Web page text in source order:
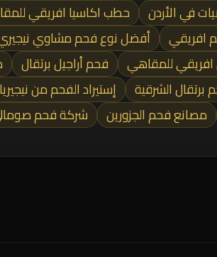
في الأردن حطب اكاسيا افريقي
افريقي أفضل نوع فحم مشاوي
للمقاهي فحم أراجيل برتقال
برتقال الشرقية إستيراد الفحم من نيجيريا
مصانع فحم الجزورين شركة فحم